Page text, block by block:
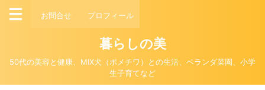
お問合せ プロフィール
暮らしの美
50代の美容と健康、MIX犬（ポメチワ）との生活、ベランダ菜園、小学
生子育てなど